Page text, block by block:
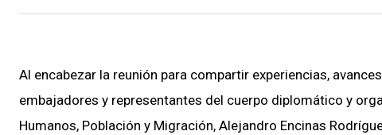
Al encabezar la reunión para compartir experiencias,
embajadores y representantes del cuerpo diplomático y
Humanos, Población y Migración, Alejandro Encinas